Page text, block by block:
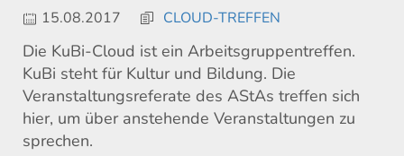
15.08.2017 CLOUD-TREFFEN
Die KuBi-Cloud ist ein Arbeitsgruppentreffen.
KuBi steht für Kultur und Bildung. Die
Veranstaltungsreferate des AStAs treffen sich
hier, um über anstehende Veranstaltungen zu
sprechen.